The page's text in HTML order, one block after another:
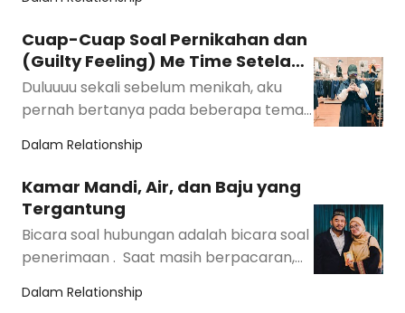
Cuap-Cuap Soal Pernikahan dan
(Guilty Feeling) Me Time Setelah
Menikah
Duluuuu sekali sebelum menikah, aku
pernah bertanya pada beberapa teman
me-tim…
Dalam Relationship
Kamar Mandi, Air, dan Baju yang
Tergantung
Bicara soal hubungan adalah bicara soal
penerimaan . Saat masih berpacaran,
Dalam Relationship